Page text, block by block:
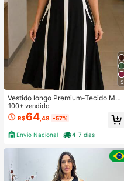
5
Vestido longo Premium-Tecido Mol
etinho -Tamanho Único veste ate 4
4
100+ vendido
R$64,48 -57%
Envio Nacional 4-7 dias